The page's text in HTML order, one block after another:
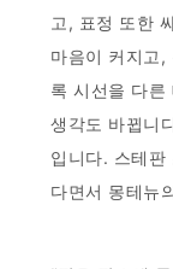
고, 표정 또한
마음이 커지고,
록 시선을 다른
생각도 바뀝니
입니다. 스테판
다면서 몽테뉴